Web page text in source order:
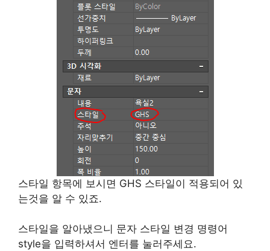
스타일 항목에 보시면 GHS 스타일이 적용되어 있
는것을 알 수 있죠.
스타일을 알아냈으니 문자 스타일 변경 명령어
style을 입력하셔서 엔터를 눌러주세요.